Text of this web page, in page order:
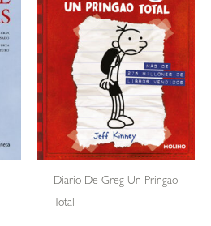
Diario De Greg Un Pringao
Total